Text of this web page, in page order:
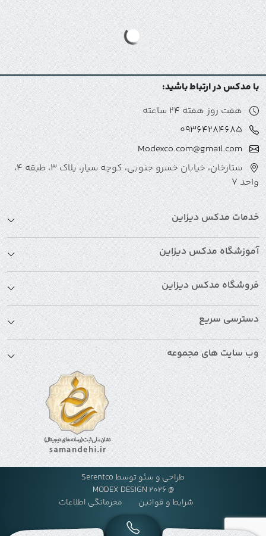
با مدکس در ارتباط باشید:
هفت روز هفته 24 ساعته
09364284685
Modexco.com@gmail.com
ستارخان، خیابان خسرو جنوبی، کوچه سیار، پلاک 3، طبقه 4،
واحد 7
خدمات مدکس دیزاین
آموزشگاه مدکس دیزاین
فروشگاه مدکس دیزاین
دسترسی سریع
وب سایت های مجموعه
طراحی و سئو توسط Serentco
@ MODEX DESIGN 2026
شرایط و قوانین
محرمانگی اطلاعات